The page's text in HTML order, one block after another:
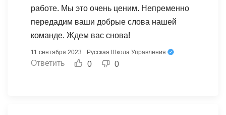
кого именно зависит "погода" в офисе, как
набрать сильную команду не "раздувая" при
этом ФОТ и многому другому. Выше всяких
Дине за практические кейсы и возможность
работе. Мы это очень ценим. Непременно
передадим ваши добрые слова нашей
команде. Ждем вас снова!
11 сентября 2023 Русская Школа Управления
Ответить 0 0